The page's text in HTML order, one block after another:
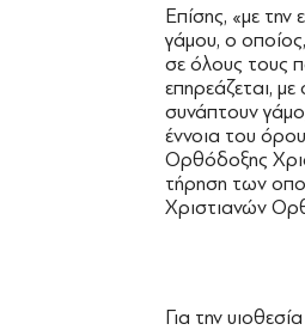
Επίσης, «με
γάμου, ο
σε όλους τους
επηρεάζεται,
συνάπτουν
έννοια του
Ορθόδοξης
τήρηση των
Χριστιανών
Για την